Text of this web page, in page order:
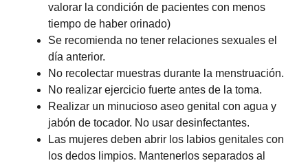
valorar la condición de pacientes con menos
tiempo de haber orinado)
Se recomienda no tener relaciones sexuales el
día anterior.
No recolectar muestras durante la menstruación.
No realizar ejercicio fuerte antes de la toma.
Realizar un minucioso aseo genital con agua y
jabón de tocador. No usar desinfectantes.
Las mujeres deben abrir los labios genitales con
los dedos limpios. Mantenerlos separados al